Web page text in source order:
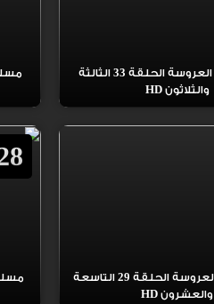
مسلسل ابو العروسة الحلقة 33 الثالثة
والثلاثون HD
مسلسل ابو العروسة الحلقة 29 التاسعة
والعشرون HD